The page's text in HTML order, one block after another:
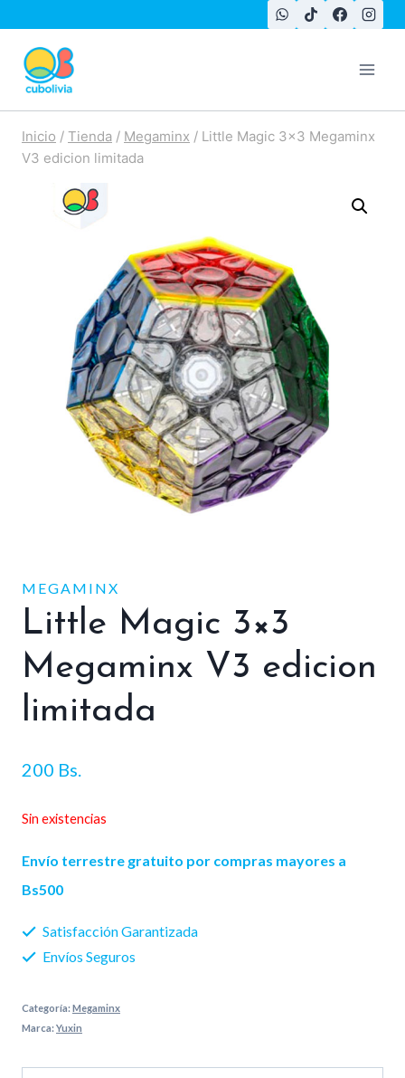
contenido
Inicio / Tienda / Megaminx / Little Magic 3×3 Megaminx
V3 edicion limitada
MEGAMINX
Little Magic 3×3
Megaminx V3 edicion
limitada
200 Bs.
Sin existencias
Envío terrestre gratuito por compras mayores a
Bs500
Satisfacción Garantizada
Envíos Seguros
Categoría:Megaminx
Marca:Yuxin